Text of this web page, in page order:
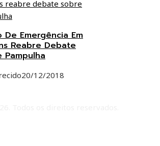
De Emergência Em
Reabre Debate
Pampulha
20/12/2018